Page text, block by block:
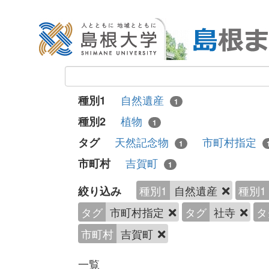
種別1 自然遺産 1
種別2 植物 1
タグ 天然記念物 1 市町村指定
市町村 吉賀町 1
絞り込み 種別1 自然遺産
種別1
タグ 市町村指定 タグ 社寺
市町村 吉賀町
一覧